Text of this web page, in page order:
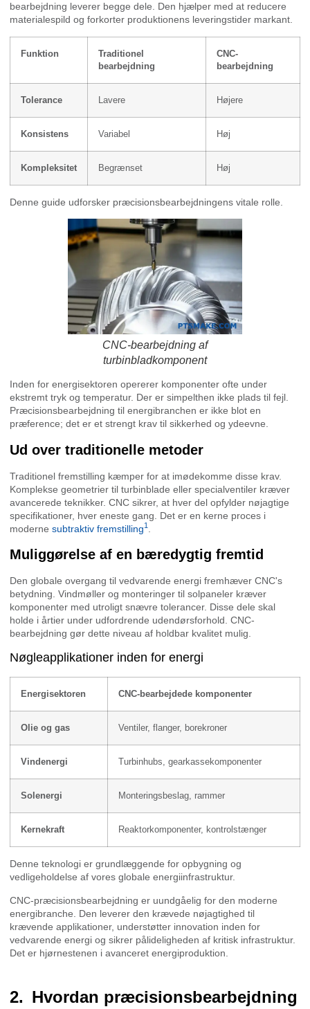
bearbejdning leverer begge dele. Den hjælper med at reducere
materialespild og forkorter produktionens leveringstider markant.
Funktion
Traditionel
bearbejdning
CNC-
bearbejdning
Tolerance Lavere Højere
Konsistens Variabel Høj
Kompleksitet Begrænset Høj
Denne guide udforsker præcisionsbearbejdningens vitale rolle.
CNC-bearbejdning af
turbinbladkomponent
Inden for energisektoren opererer komponenter ofte under
ekstremt tryk og temperatur. Der er simpelthen ikke plads til fejl.
Præcisionsbearbejdning til energibranchen er ikke blot en
præference; det er et strengt krav til sikkerhed og ydeevne.
Ud over traditionelle metoder
Traditionel fremstilling kæmper for at imødekomme disse krav.
Komplekse geometrier til turbinblade eller specialventiler kræver
avancerede teknikker. CNC sikrer, at hver del opfylder nøjagtige
specifikationer, hver eneste gang. Det er en kerne proces i
moderne subtraktiv fremstilling1
Muliggørelse af en bæredygtig fremtid
Den globale overgang til vedvarende energi fremhæver CNC's
betydning. Vindmøller og monteringer til solpaneler kræver
komponenter med utroligt snævre tolerancer. Disse dele skal
holde i årtier under udfordrende udendørsforhold. CNC-
bearbejdning gør dette niveau af holdbar kvalitet mulig.
Nøgleapplikationer inden for energi
Energisektoren CNC-bearbejdede komponenter
Olie og gas Ventiler, flanger, borekroner
Vindenergi Turbinhubs, gearkassekomponenter
Solenergi Monteringsbeslag, rammer
Kernekraft Reaktorkomponenter, kontrolstænger
Denne teknologi er grundlæggende for opbygning og
vedligeholdelse af vores globale energiinfrastruktur.
CNC-præcisionsbearbejdning er uundgåelig for den moderne
energibranche. Den leverer den krævede nøjagtighed til
krævende applikationer, understøtter innovation inden for
vedvarende energi og sikrer pålideligheden af kritisk infrastruktur.
Det er hjørnestenen i avanceret energiproduktion.
Hvordan præcisionsbearbejdning